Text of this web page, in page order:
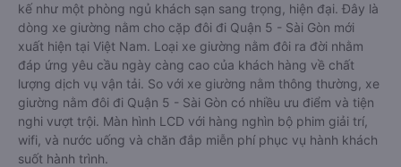
kế như một phòng ngủ khách sạn sang trọng, hiện đại. Đây là
dòng xe giường nằm cho cặp đôi đi Quận 5 - Sài Gòn mới
xuất hiện tại Việt Nam. Loại xe giường nằm đôi ra đời nhằm
đáp ứng yêu cầu ngày càng cao của khách hàng về chất
lượng dịch vụ vận tải. So với xe giường nằm thông thường, xe
giường nằm đôi đi Quận 5 - Sài Gòn có nhiều ưu điểm và tiện
nghi vượt trội. Màn hình LCD với hàng nghìn bộ phim giải trí,
wifi, và nước uống và chăn đắp miễn phí phục vụ hành khách
suốt hành trình.